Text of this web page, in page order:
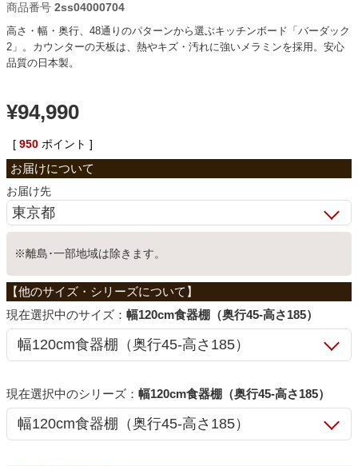
椅子・チェア
食器棚・キッチン収納
収納家具
ホームオフィス
こたつ
寝具
商品番号 2ss04000704
高さ・幅・奥行、48通りのパターンから選ぶキッチンボード「バーダック
2」。カウンターの天板は、熱やキズ・汚れに強いメラミンを採用。安心
品質の日本製。
¥94,990
[ 950 ポイント ]
お届け先
※離島･一部地域は除きます。
サイズ： 幅120cm食器棚（奥行45-高さ185）
シリーズ： 幅120cm食器棚（奥行45-高さ185）